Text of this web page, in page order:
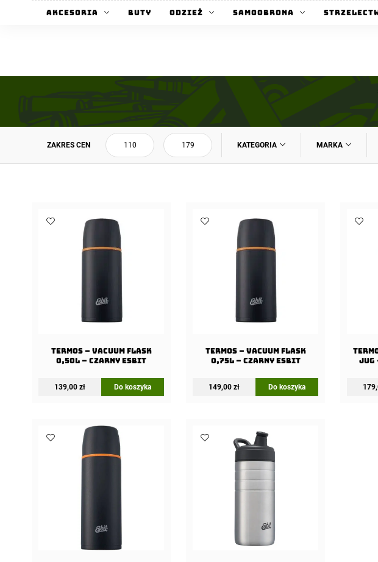
Akcesoria Buty Odzież Samoobrona
ZAKRES CEN KATEGORIA MARKA
Termos – Vacuum Flask
0,50l – Czarny Esbit
139,00zł Do koszyka
Termos – Vacuum Flask
0,75l – Czarny Esbit
149,00zł Do koszyka
Jug